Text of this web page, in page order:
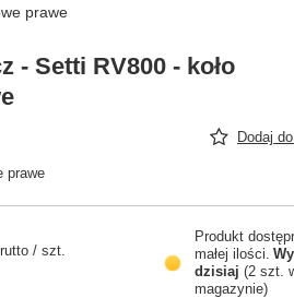
prawe
- Setti RV800 - koło
Dodaj
prawe
/ szt.
Produkt
małej ilości
dzisiaj (2 szt.
magazynie)